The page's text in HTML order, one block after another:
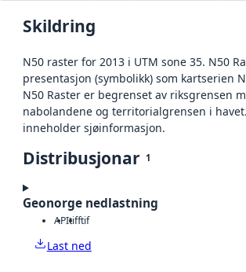
Skildring
N50 raster for 2013 i UTM sone 35. N50
presentasjon (symbolikk) som kartserien
N50 Raster er begrenset av riksgrensen
nabolandene og territorialgrensen i
inneholder sjøinformasjon.
Distribusjonar 1
Geonorge nedlastning
APItifftif
Last ned